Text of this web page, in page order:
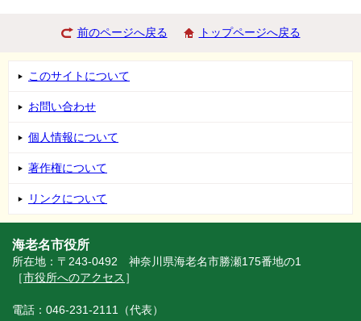
前のページへ戻る トップページへ戻る
このサイトについて
お問い合わせ
個人情報について
著作権について
リンクについて
海老名市役所
所在地：〒243-0492 神奈川県海老名市勝瀬175番地の1
［市役所へのアクセス ］
電話：046-231-2111（代表）